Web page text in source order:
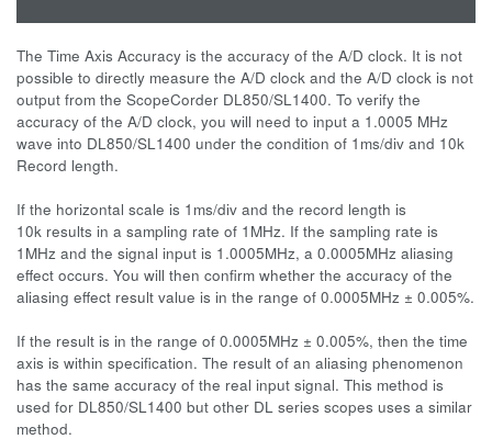
The Time Axis Accuracy is the accuracy of the A/D clock. It is not
possible to directly measure the A/D clock and the A/D clock is not
output from the ScopeCorder DL850/SL1400. To verify the
accuracy of the A/D clock, you will need to input a 1.0005 MHz
wave into DL850/SL1400 under the condition of 1ms/div and 10k
Record length.
If the horizontal scale is 1ms/div and the record length is
10k results in a sampling rate of 1MHz. If the sampling rate is
1MHz and the signal input is 1.0005MHz, a 0.0005MHz aliasing
effect occurs. You will then confirm whether the accuracy of the
aliasing effect result value is in the range of 0.0005MHz ± 0.005%.
If the result is in the range of 0.0005MHz ± 0.005%, then the time
axis is within specification. The result of an aliasing phenomenon
has the same accuracy of the real input signal. This method is
used for DL850/SL1400 but other DL series scopes uses a similar
method.